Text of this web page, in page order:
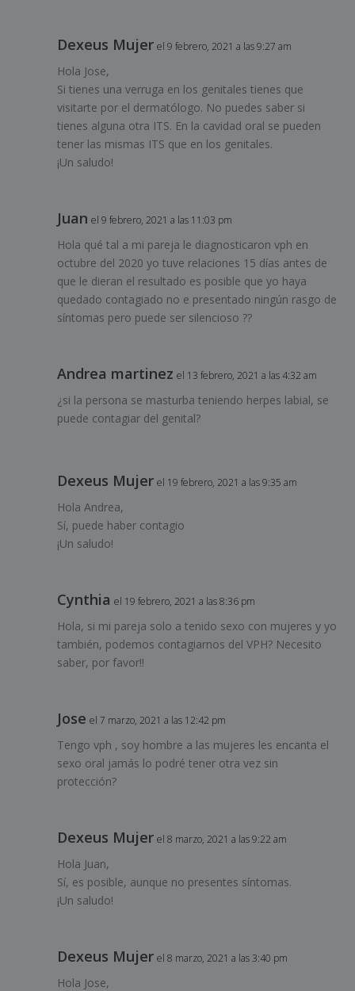
Dexeus Mujer el 9 febrero, 2021 a las 9:27 am
Hola Jose,
Si tienes una verruga en los genitales tienes que
visitarte por el dermatólogo. No puedes saber si
tienes alguna otra ITS. En la cavidad oral se pueden
tener las mismas ITS que en los genitales.
¡Un saludo!
Juan el 9 febrero, 2021 a las 11:03 pm
Hola qué tal a mi pareja le diagnosticaron vph en
octubre del 2020 yo tuve relaciones 15 días antes de
que le dieran el resultado es posible que yo haya
quedado contagiado no e presentado ningún rasgo de
síntomas pero puede ser silencioso ??
Andrea martinez el 13 febrero, 2021 a las 4:32 am
¿si la persona se masturba teniendo herpes labial, se
puede contagiar del genital?
Dexeus Mujer el 19 febrero, 2021 a las 9:35 am
Hola Andrea,
Sí, puede haber contagio
¡Un saludo!
Cynthia el 19 febrero, 2021 a las 8:36 pm
Hola, si mi pareja solo a tenido sexo con mujeres y yo
también, podemos contagiarnos del VPH? Necesito
saber, por favor!!
Jose el 7 marzo, 2021 a las 12:42 pm
Tengo vph , soy hombre a las mujeres les encanta el
sexo oral jamás lo podré tener otra vez sin
protección?
Dexeus Mujer el 8 marzo, 2021 a las 9:22 am
Hola Juan,
Sí, es posible, aunque no presentes síntomas.
¡Un saludo!
Dexeus Mujer el 8 marzo, 2021 a las 3:40 pm
Hola Jose,